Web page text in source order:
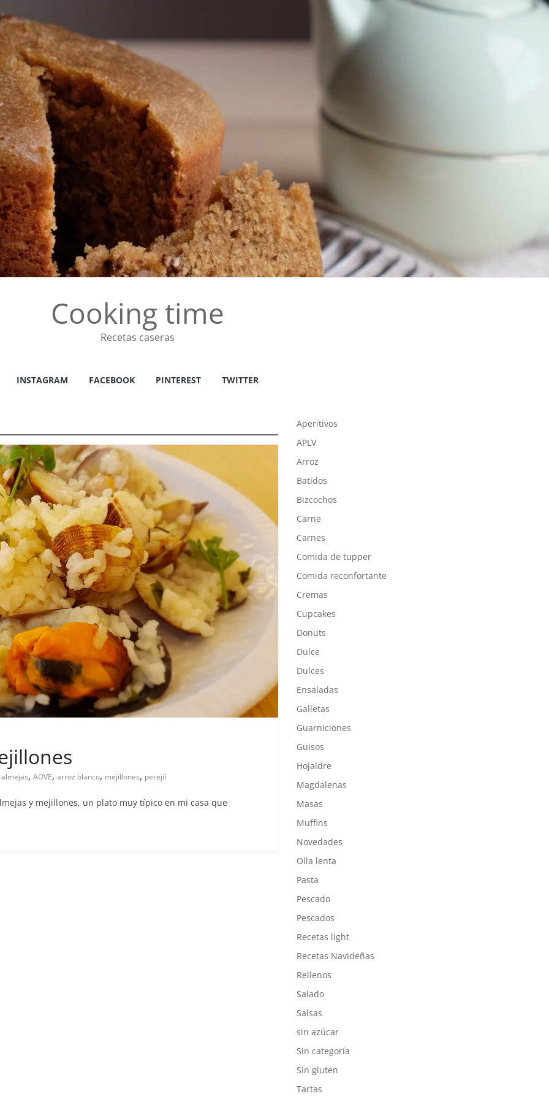
Cooking time
Recetas caseras
INSTAGRAM FACEBOOK PINTEREST TWITTER
almejas, AOVE, arroz blanco, mejillones, perejil
y mejillones, un plato muy típico en mi casa que
Aperitivos
APLV
Arroz
Batidos
Bizcochos
Carne
Carnes
Comida de tupper
Comida reconfortante
Cremas
Cupcakes
Donuts
Dulce
Dulces
Ensaladas
Galletas
Guarniciones
Guisos
Hojaldre
Magdalenas
Masas
Muffins
Novedades
Olla lenta
Pasta
Pescado
Pescados
Recetas light
Recetas Navideñas
Rellenos
Salado
Salsas
sin azúcar
Sin categoría
Sin gluten
Tartas